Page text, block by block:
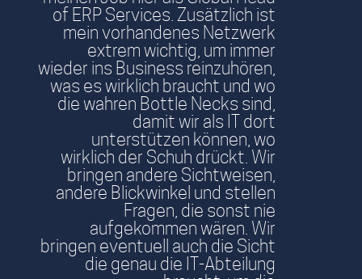
of ERP Services. Zusätzlich ist
mein vorhandenes Netzwerk
extrem wichtig, um immer
wieder ins Business reinzuhören,
was es wirklich braucht und wo
die wahren Bottle Necks sind,
damit wir als IT dort
unterstützen können, wo
wirklich der Schuh drückt. Wir
bringen andere Sichtweisen,
andere Blickwinkel und stellen
Fragen, die sonst nie
aufgekommen wären. Wir
bringen eventuell auch die Sicht
die genau die IT-Abteilung